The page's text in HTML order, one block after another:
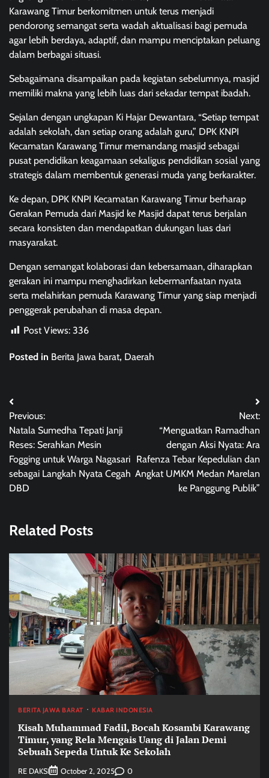
Karawang Timur berkomitmen untuk terus menjadi
pendorong semangat serta wadah aktualisasi bagi pemuda
agar lebih berdaya, adaptif, dan mampu menciptakan peluang
dalam berbagai situasi.
Sebagaimana disampaikan pada kegiatan sebelumnya, masjid
memiliki makna yang lebih luas dari sekadar tempat ibadah.
Sejalan dengan ungkapan Ki Hajar Dewantara, “Setiap tempat
adalah sekolah, dan setiap orang adalah guru,” DPK KNPI
Kecamatan Karawang Timur memandang masjid sebagai
pusat pendidikan keagamaan sekaligus pendidikan sosial yang
strategis dalam membentuk generasi muda yang berkarakter.
Ke depan, DPK KNPI Kecamatan Karawang Timur berharap
Gerakan Pemuda dari Masjid ke Masjid dapat terus berjalan
secara konsisten dan mendapatkan dukungan luas dari
masyarakat.
Dengan semangat kolaborasi dan kebersamaan, diharapkan
gerakan ini mampu menghadirkan kebermanfaatan nyata
serta melahirkan pemuda Karawang Timur yang siap menjadi
penggerak perubahan di masa depan.
Post Views: 336
Posted in Berita Jawa barat, Daerah
Post
navigation
Previous:
Natala Sumedha Tepati Janji
Reses: Serahkan Mesin
Fogging untuk Warga Nagasari
sebagai Langkah Nyata Cegah
DBD
Next:
“Menguatkan Ramadhan
dengan Aksi Nyata: Ara
Rafenza Tebar Kepedulian dan
Angkat UMKM Medan Marelan
ke Panggung Publik”
Related Posts
BERITA JAWA BARAT KABAR INDONESIA
Kisah Muhammad Fadil, Bocah Kosambi Karawang
Timur, yang Rela Mengais Uang di Jalan Demi
Sebuah Sepeda Untuk Ke Sekolah
RE DAKSI October 2, 2025 0